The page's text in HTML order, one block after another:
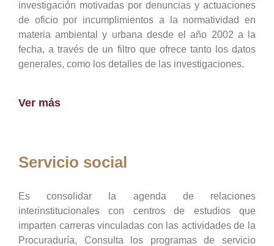
investigación motivadas por denuncias y actuaciones
de oficio por incumplimientos a la normatividad en
materia ambiental y urbana desde el año 2002 a la
fecha, a través de un filtro que ofrece tanto los datos
generales, como los detalles de las investigaciones.
Ver más
Servicio social
Es consolidar la agenda de relaciones
interinstitucionales con centros de estudios que
imparten carreras vinculadas con las actividades de la
Procuraduría, Consulta los programas de servicio